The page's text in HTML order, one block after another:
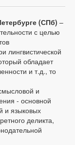
(СПб) –
с целью
лингвистической
обладает
и т.д., то
и
- основной
и языковых
деликта,